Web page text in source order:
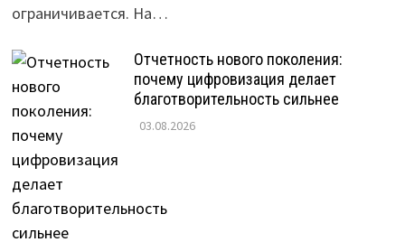
ограничивается. На…
Отчетность нового поколения:
почему цифровизация делает
благотворительность сильнее
03.08.2026